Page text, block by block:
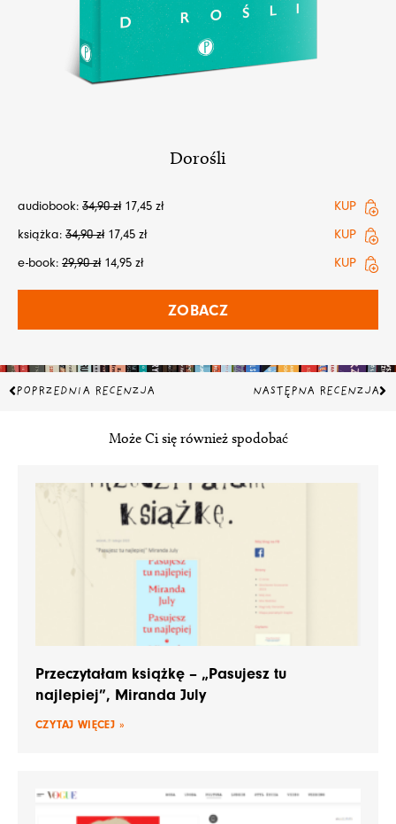
Dorośli
audiobook: 34,90zł 17,45 zł
KUP
książka: 34,90zł 17,45 zł
KUP
e-book: 29,90zł 14,95 zł KUP
ZOBACZ
Prev
POPRZEDNIA RECENZJA NASTĘPNA RECENZJA
Może Ci się również spodobać
Przeczytałam książkę – „Pasujesz tu
najlepiej”, Miranda July
CZYTAJ WIĘCEJ »